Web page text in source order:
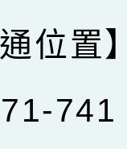
通位置
741